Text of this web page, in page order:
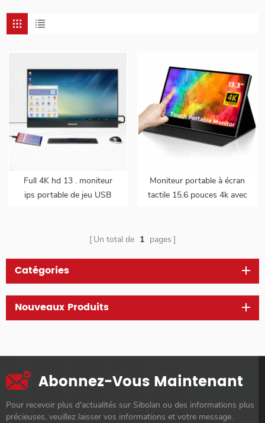
Full 4K hd 13 . moniteur
ips portable de jeu USB
téléphone intelligent
Moniteur portable à écran
tactile 15.6 pouces 4k avec
Un total de 1 pages
Catégories
Nouveaux Produits
Abonnez-Vous Maintenant
Pour recevoir plus d'actualités sur Sibolan ou des informations plus
précieuses, veuillez laisser vos informations et votre message.